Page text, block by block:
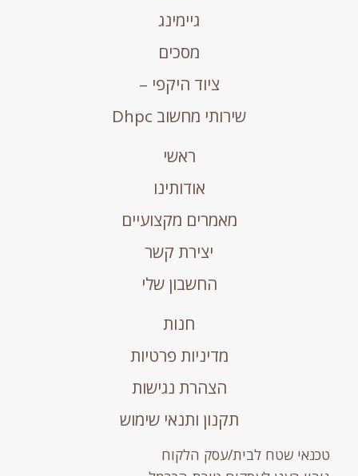
ציוד היקפי –
שירותי מחשוב Dhpc
אודותינו
מאמרים מקצועיים
יצירת קשר
החשבון שלי
מדיניות פרטיות
הצהרת נגישות
תקנון ותנאי שימוש
שטח לבית/עסק הלקוח